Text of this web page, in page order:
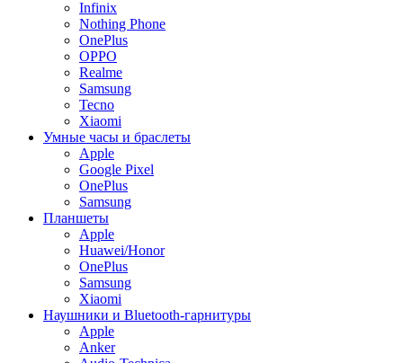
Infinix
Nothing Phone
OnePlus
OPPO
Realme
Samsung
Tecno
Xiaomi
Умные часы и браслеты
Apple
Google Pixel
OnePlus
Samsung
Планшеты
Apple
Huawei/Honor
OnePlus
Samsung
Xiaomi
Наушники и Bluetooth-гарнитуры
Apple
Anker